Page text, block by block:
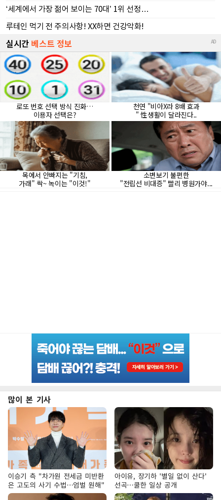
많이 본 기사
이승기 측 "차가원 전세금 미반환
은 고도의 사기 수법…엄벌 원해"
아이유, 장기하 '별일 없이 산다'
선곡…쿨한 일상 공개